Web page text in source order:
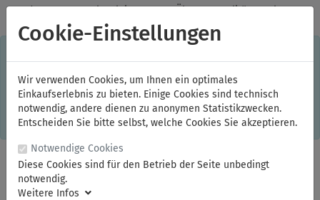
✓Jeden Monat starke Aktionen ✓Über 20 Qualitätsmarken ✓
Kostenlose Lieferung im Inland ab 150,00 Euro Bruttowarenwert
Einkaufserlebnis. Dabei werden beispielsweise die Session-
Informationen oder die Spracheinstellung auf Ihrem Rechner
gespeichert. Ohne Cookies ist der Funktionsumfang des
Online-Shops eingeschränkt. Sind Sie damit nicht
einverstanden, klicken Sie bitte hier.
Cookie-Einstellungen
Wir verwenden Cookies, um Ihnen ein optimales
Einkaufserlebnis zu bieten. Einige Cookies sind technisch
notwendig, andere dienen zu anonymen Statistikzwecken.
Entscheiden Sie bitte selbst, welche Cookies Sie akzeptieren.
Notwendige Cookies
Diese Cookies sind für den Betrieb der Seite unbedingt
notwendig.
Weitere Infos